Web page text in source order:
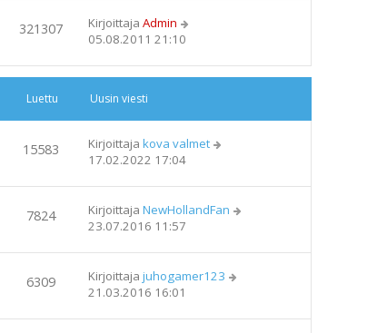
321307 Kirjoittaja Admin
05.08.2011 21:10
Luettu Uusin viesti
15583 Kirjoittaja kova valmet
17.02.2022 17:04
7824 Kirjoittaja NewHollandFan
23.07.2016 11:57
6309 Kirjoittaja juhogamer123
21.03.2016 16:01